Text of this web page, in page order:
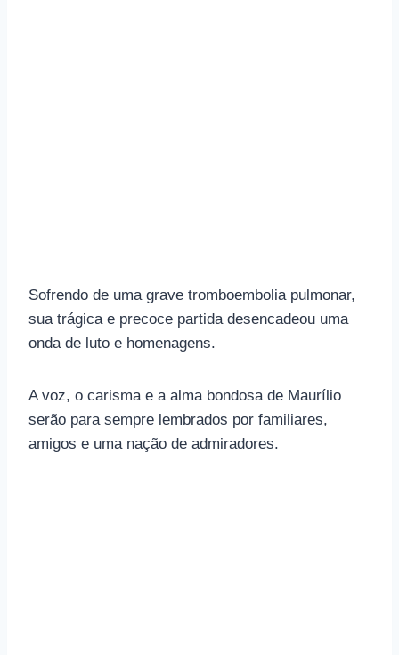
Sofrendo de uma grave tromboembolia pulmonar,
sua trágica e precoce partida desencadeou uma
onda de luto e homenagens.
A voz, o carisma e a alma bondosa de Maurílio
serão para sempre lembrados por familiares,
amigos e uma nação de admiradores.